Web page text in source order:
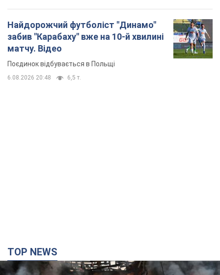
Кремль "спалює" останні запаси балістики в
Україні: що буде далі? Інтерв’ю з Шарпом